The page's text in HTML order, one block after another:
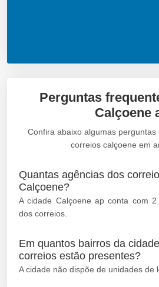
Perguntas
Calçoene
Confira abaixo algumas
correios calçoene em
Quantas agências dos
Calçoene?
A cidade Calçoene ap conta com
dos correios.
Em quantos bairros da
correios estão presentes?
A cidade não dispõe de unidades de